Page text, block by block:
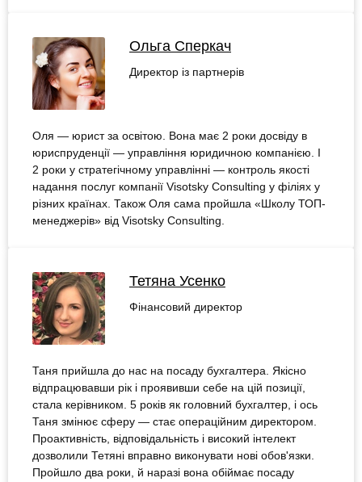
Ольга Сперкач
Директор із партнерів
Оля — юрист за освітою. Вона має 2 роки досвіду в
юриспруденції — управління юридичною компанією. І
2 роки у стратегічному управлінні — контроль якості
надання послуг компанії Visotsky Consulting у філіях у
різних країнах. Також Оля сама пройшла «Школу ТОП-
менеджерів» від Visotsky Consulting.
Тетяна Усенко
Фінансовий директор
Таня прийшла до нас на посаду бухгалтера. Якісно
відпрацювавши рік і проявивши себе на цій позиції,
стала керівником. 5 років як головний бухгалтер, і ось
Таня змінює сферу — стає операційним директором.
Проактивність, відповідальність і високий інтелект
дозволили Тетяні вправно виконувати нові обов'язки.
Пройшло два роки, й наразі вона обіймає посаду